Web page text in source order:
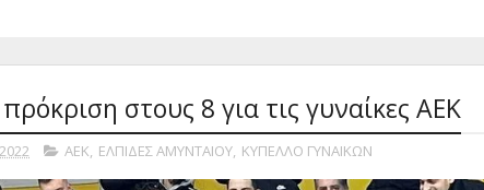
στους 8 για τις γυναίκες ΑΕΚ
ΑΕΚ, ΕΛΠΙΔΕΣ ΑΜΥΝΤΑΙΟΥ, ΚΥΠΕΛΛΟ ΓΥΝΑΙΚΩΝ